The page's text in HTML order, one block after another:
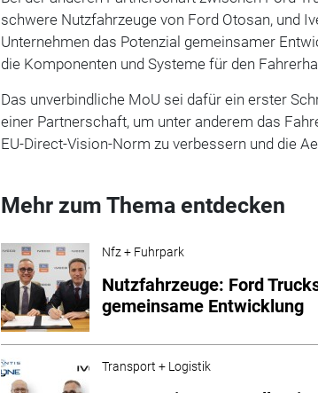
schwere Nutzfahrzeuge von Ford Otosan, und
Unternehmen das Potenzial gemeinsamer
die Komponenten und Systeme für den
Das unverbindliche MoU sei dafür ein erster
einer Partnerschaft, um unter anderem das
EU-Direct-Vision-Norm zu verbessern und die
Mehr zum Thema entdecken
Nfz + Fuhrpark
Nutzfahrzeuge: Ford
gemeinsame Entwicklung
Transport + Logistik